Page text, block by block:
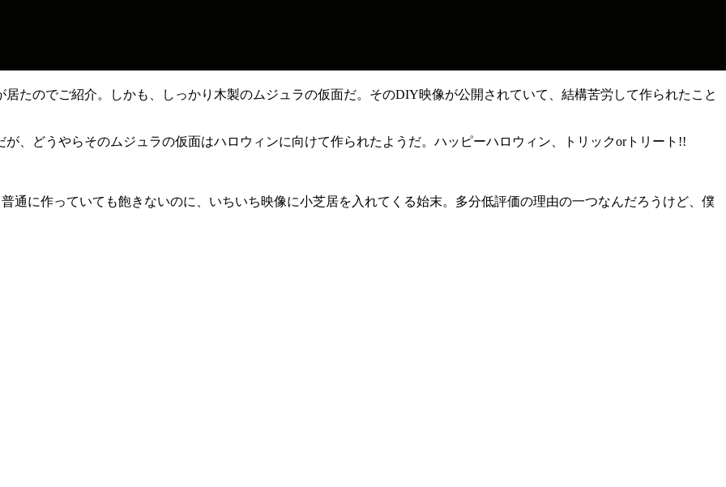
たのでご紹介。しかも、しっかり木製のムジュラの仮面だ。そのDIY映像が公開されていて、結構苦労して作られたこと
、どうやらそのムジュラの仮面はハロウィンに向けて作られたようだ。ハッピーハロウィン、トリックorトリート!!
通に作っていても飽きないのに、いちいち映像に小芝居を入れてくる始末。多分低評価の理由の一つなんだろうけど、僕